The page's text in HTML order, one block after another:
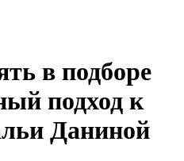
в подборе
подход к
Даниной